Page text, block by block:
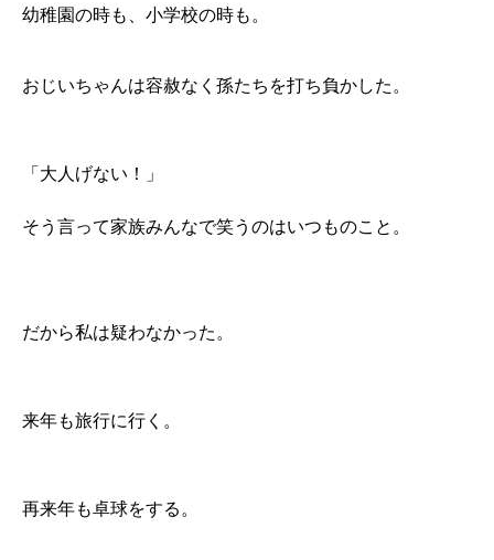
幼稚園の時も、小学校の時も。
おじいちゃんは容赦なく孫たちを打ち負かした。
「大人げない！」
そう言って家族みんなで笑うのはいつものこと。
だから私は疑わなかった。
来年も旅行に行く。
再来年も卓球をする。